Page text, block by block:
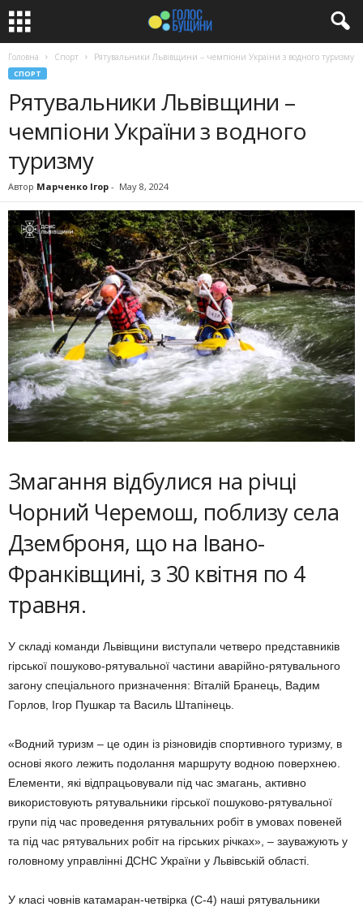
Головна Спорт Рятувальники Львівщини – чемпіони України з водного туризму
СПОРТ
Рятувальники Львівщини –
чемпіони України з водного
туризму
Автор Марченко Ігор - May 8, 2024
Змагання відбулися на річці
Чорний Черемош, поблизу села
Дземброня, що на Івано-
Франківщині, з 30 квітня по 4
травня.
У складі команди Львівщини виступали четверо представників
гірської пошуково-рятувальної частини аварійно-рятувального
загону спеціального призначення: Віталій Бранець, Вадим
Горлов, Ігор Пушкар та Василь Штапінець.
«Водний туризм – це один із різновидів спортивного туризму, в
основі якого лежить подолання маршруту водною поверхнею.
Елементи, які відпрацьовували під час змагань, активно
використовують рятувальники гірської пошуково-рятувальної
групи під час проведення рятувальних робіт в умовах повеней
та під час рятувальних робіт на гірських річках», – зауважують у
головному управлінні ДСНС України у Львівській області.
У класі човнів катамаран-четвірка (С-4) наші рятувальники